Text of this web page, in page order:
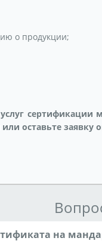
о продукции;
сертификации
оставьте заявку
на